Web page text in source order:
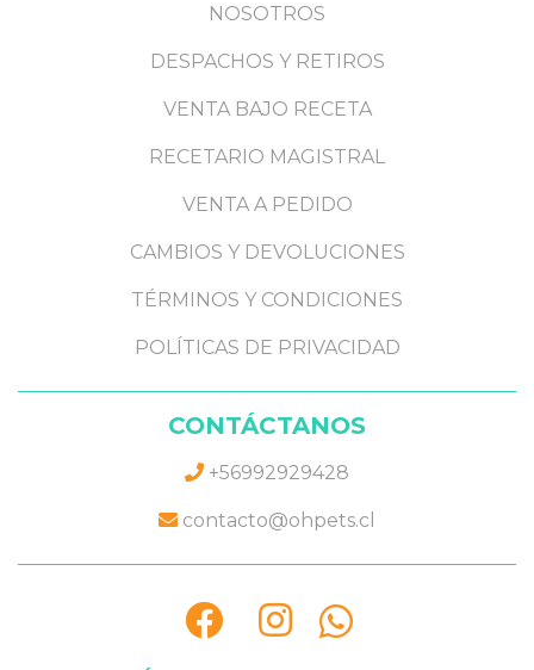
NOSOTROS
DESPACHOS Y RETIROS
VENTA BAJO RECETA
RECETARIO MAGISTRAL
VENTA A PEDIDO
CAMBIOS Y DEVOLUCIONES
TÉRMINOS Y CONDICIONES
POLÍTICAS DE PRIVACIDAD
CONTÁCTANOS
+56992929428
contacto@ohpets.cl